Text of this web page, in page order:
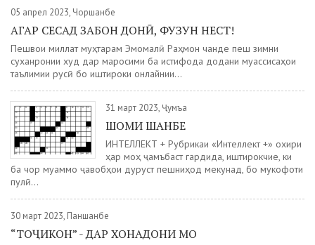
05 апрел 2023, Чоршанбе
АГАР СЕСАД ЗАБОН ДОНӢ, ФУЗУН НЕСТ!
Пешвои миллат муҳтарам Эмомалӣ Раҳмон чанде пеш зимни
суханронии худ дар маросими ба истифода додани муассисаҳои
таълимии русӣ бо иштироки онлайнии...
31 март 2023, Ҷумъа
ШОМИ ШАНБЕ
ИНТЕЛЛЕКТ + Рубрикаи «Интеллект +» охири
ҳар моҳ ҷамъбаст гардида, иштирокчие, ки
ба чор муаммо ҷавобҳои дуруст пешниҳод мекунад, бо мукофоти
пулӣ...
30 март 2023, Панҷшанбе
“ТОҶИКОН” - ДАР ХОНАДОНИ МО